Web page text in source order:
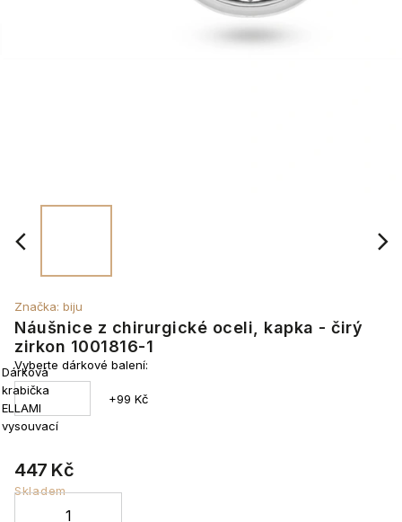
Náušnice z chirurgické oceli, kapka - čirý
zirkon 1001816-1
Značka: biju
447 Kč
Skladem
Vyberte dárkové balení:
Dárková
krabička
ELLAMI
vysouvací
+99 Kč